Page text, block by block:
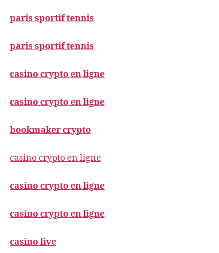
paris sportif tennis
paris sportif tennis
casino crypto en ligne
casino crypto en ligne
bookmaker crypto
casino crypto en ligne
casino crypto en ligne
casino crypto en ligne
casino live